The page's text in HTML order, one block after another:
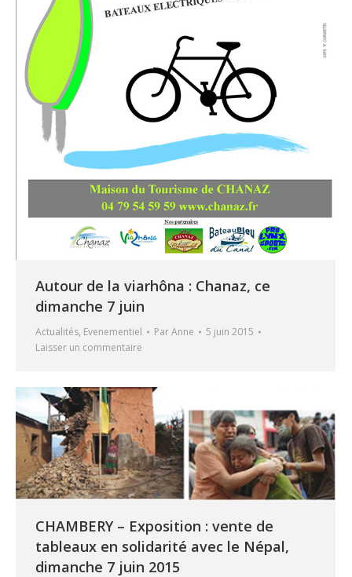
Autour de la viarhôna : Chanaz, ce
dimanche 7 juin
Actualités, Evenementiel ParAnne
5 juin 2015
Laisser un commentaire
CHAMBERY – Exposition : vente de
tableaux en solidarité avec le Népal,
dimanche 7 juin 2015